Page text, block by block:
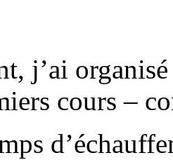
j’ai
cours –